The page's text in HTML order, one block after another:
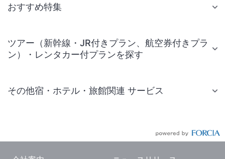
おすすめ特集
ツアー（新幹線・JR付きプラン、航空券付きプラ
ン）・レンタカー付プランを探す
その他宿・ホテル・旅館関連 サービス